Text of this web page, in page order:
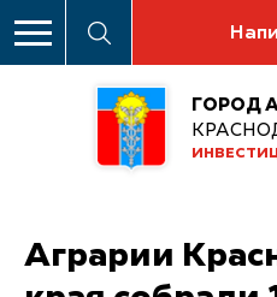
ГОРОД
Аграрии